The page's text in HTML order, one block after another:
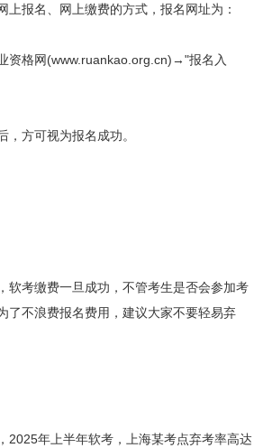
报名、网上缴费的方式，报名网址为：
格网(www.ruankao.org.cn)→"报名入
方可视为报名成功。
考缴费一旦成功，不管考生是否会参加考
了不浪费报名费用，建议大家不要轻易弃
年上半年软考，上海某考点弃考率高达